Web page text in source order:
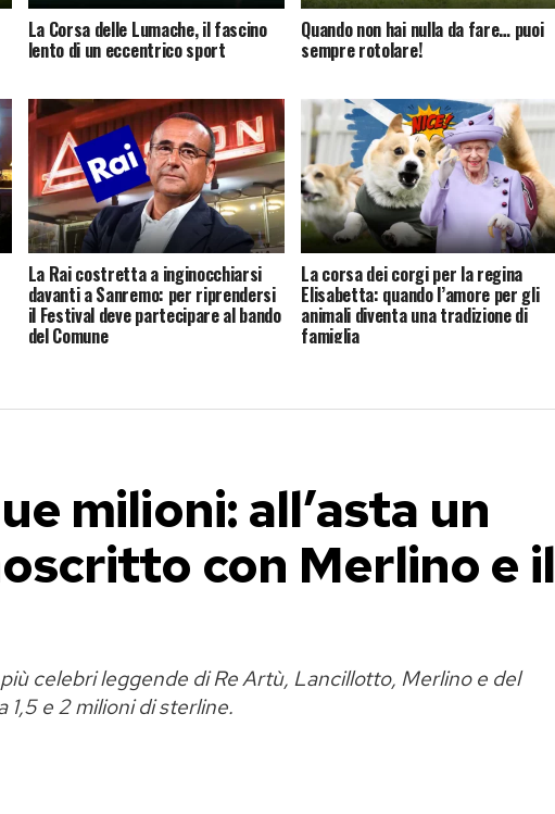
La Corsa delle Lumache, il fascino
lento di un eccentrico sport
Quando non hai nulla da fare… puoi
sempre rotolare!
La Rai costretta a inginocchiarsi
davanti a Sanremo: per riprendersi
il Festival deve partecipare al bando
del Comune
La corsa dei corgi per la regina
Elisabetta: quando l’amore per gli
animali diventa una tradizione di
famiglia
milioni: all’asta un
con Merlino e il
celebri leggende di Re Artù, Lancillotto, Merlino e del
e 2 milioni di sterline.